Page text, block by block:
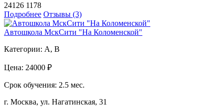
24126 1178
Подробнее Отзывы (3)
Автошкола МскСити "На Коломенской"
Категории: A, B
Цена: 24000 ₽
Срок обучения: 2.5 мес.
г. Москва, ул. Нагатинская, 31